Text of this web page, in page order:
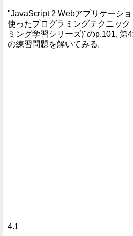
"JavaScript 2 Webアプリケーシ
使ったプログラミングテクニック
ミング学習シリーズ)"のp.101, 第
の練習問題を解いてみる。
4.1